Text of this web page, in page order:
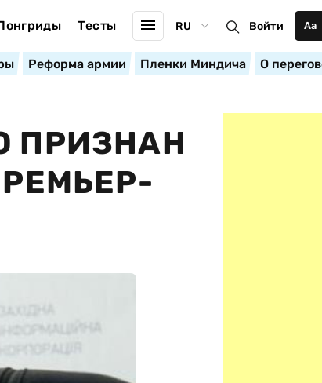
Тесты RU Войти Аа
Реформа армии Пленки Миндича О
ПРИЗНАН